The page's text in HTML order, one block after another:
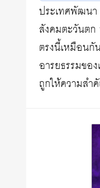
ประเทศพัฒน
สังคมตะวันตก
ตรงนี้เหมือนกั
อารยธรรมขอ
ถูกให้ความส